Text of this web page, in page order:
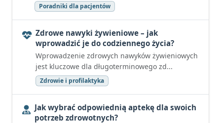
Poradniki dla pacjentów
Zdrowe nawyki żywieniowe – jak
wprowadzić je do codziennego życia?
Wprowadzenie zdrowych nawyków żywieniowych
jest kluczowe dla długoterminowego zd...
Zdrowie i profilaktyka
Jak wybrać odpowiednią aptekę dla swoich
potrzeb zdrowotnych?